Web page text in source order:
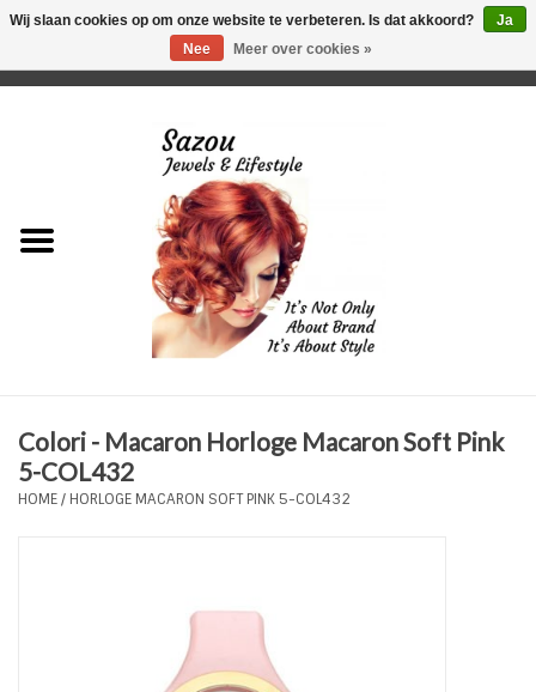
Just for Him
Plus Size Sieraden
Colori - Macaron Horloge Macaron Soft Pink
5-COL432
HOME/ HORLOGE MACARON SOFT PINK 5-COL432
Wij slaan cookies op om onze website te verbeteren. Is dat akkoord?
Ja
Nee
Meer over cookies »